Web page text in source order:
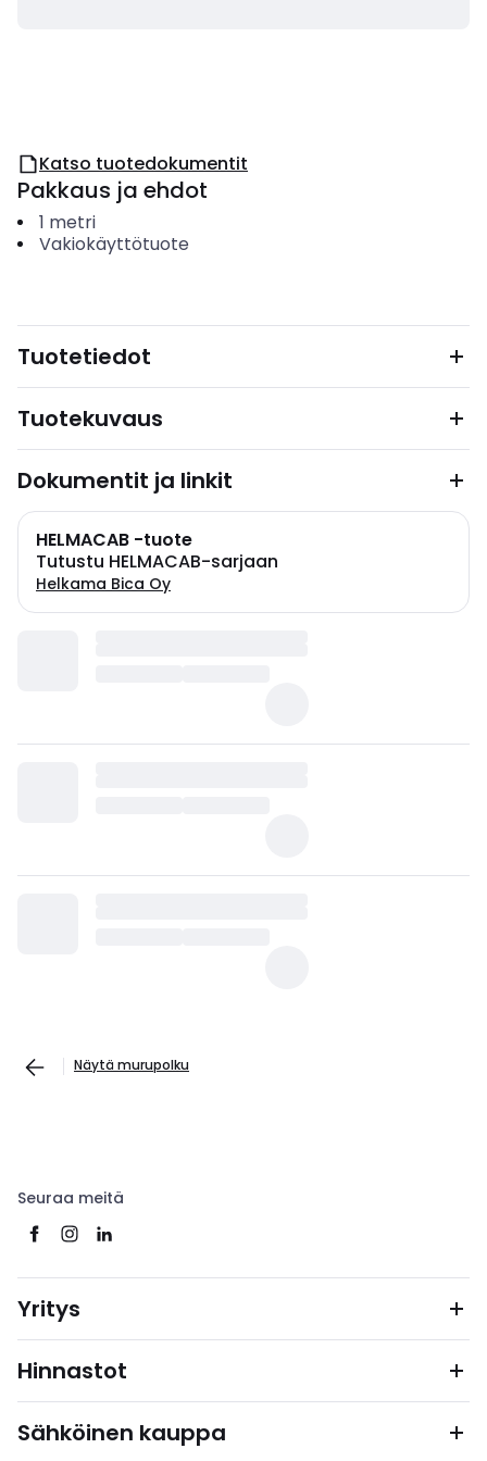
Katso tuotedokumentit
Pakkaus ja ehdot
1 metri
Vakiokäyttötuote
Tuotetiedot
Tuotekuvaus
Dokumentit ja linkit
HELMACAB -tuote
Tutustu HELMACAB-sarjaan
Helkama Bica Oy
Näytä murupolku
Seuraa meitä
Yritys
Hinnastot
Sähköinen kauppa